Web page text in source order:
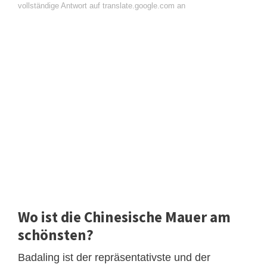
vollständige Antwort auf translate.google.com an
Wo ist die Chinesische Mauer am
schönsten?
Badaling ist der repräsentativste und der